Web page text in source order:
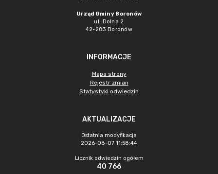
Urząd Gminy Boronów
ul. Dolna 2
42-283 Boronów
INFORMACJE
Mapa strony
Rejestr zmian
Statystyki odwiedzin
AKTUALIZACJE
Ostatnia modyfikacja
2026-08-07 11:58:44
Licznik odwiedzin ogółem
40 766